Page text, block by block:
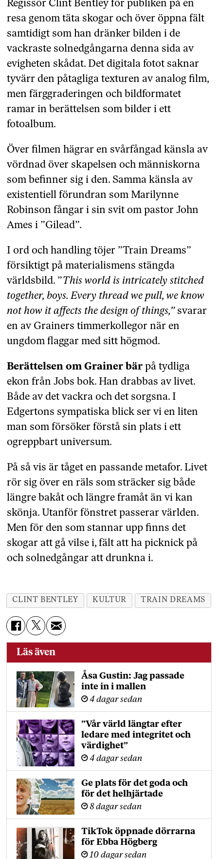
Regissör Clint Bentley för publiken på en
resa genom täta skogar och över öppna fält
samtidigt som han dränker bilden i de
vackraste solnedgångarna denna sida av
evigheten skådat. Det digitala fotot saknar
tyvärr den påtagliga texturen av analog film,
men färggraderingen och bildformatet
ramar in berättelsen som bilder i ett
fotoalbum.
Över filmen hägrar en svårfångad känsla av
vördnad över skapelsen och människorna
som befinner sig i den. Samma känsla av
existentiell förundran som Marilynne
Robinson fångar i sin svit om pastor John
Ames i ”Gilead”.
I ord och handling töjer ”Train Dreams”
försiktigt på materialismens stängda
världsbild. ”This world is intricately stitched
together, boys. Every thread we pull, we know
not how it affects the design of things,”svarar
en av Grainers timmerkollegor när en
ungdom flaggar med sitt högmod.
Berättelsen om Grainer bärpå tydliga
ekon från Jobs bok. Han drabbas av livet.
Både av det vackra och det sorgsna. I
Edgertons sympatiska blick ser vi en liten
man som försöker förstå sin plats i ett
ogreppbart universum.
På så vis är tåget en passande metafor. Livet
rör sig över en räls som sträcker sig både
längre bakåt och längre framåt än vi kan
skönja. Utanför fönstret passerar världen.
Men för den som stannar upp finns det
skogar att gå vilse i, fält att ha picknick på
och solnedgångar att drunkna i.
CLINT BENTLEY KULTUR TRAIN DREAMS
Läs även
Åsa Gustin: Jag passade
inte in i mallen
4 dagar sedan
”Vår värld längtar efter
ledare med integritet och
värdighet”
4 dagar sedan
Ge plats för det goda och
för det helhjärtade
8 dagar sedan
TikTok öppnade dörrarna
för Ebba Högberg
10 dagar sedan